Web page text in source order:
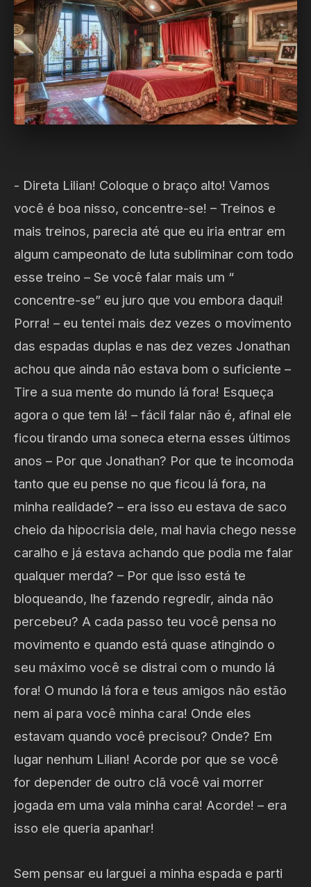
- Direta Lilian! Coloque o braço alto! Vamos
você é boa nisso, concentre-se! – Treinos e
mais treinos, parecia até que eu iria entrar em
algum campeonato de luta subliminar com todo
esse treino – Se você falar mais um “
concentre-se” eu juro que vou embora daqui!
Porra! – eu tentei mais dez vezes o movimento
das espadas duplas e nas dez vezes Jonathan
achou que ainda não estava bom o suficiente –
Tire a sua mente do mundo lá fora! Esqueça
agora o que tem lá! – fácil falar não é, afinal ele
ficou tirando uma soneca eterna esses últimos
anos – Por que Jonathan? Por que te incomoda
tanto que eu pense no que ficou lá fora, na
minha realidade? – era isso eu estava de saco
cheio da hipocrisia dele, mal havia chego nesse
caralho e já estava achando que podia me falar
qualquer merda? – Por que isso está te
bloqueando, lhe fazendo regredir, ainda não
percebeu? A cada passo teu você pensa no
movimento e quando está quase atingindo o
seu máximo você se distrai com o mundo lá
fora! O mundo lá fora e teus amigos não estão
nem ai para você minha cara! Onde eles
estavam quando você precisou? Onde? Em
lugar nenhum Lilian! Acorde por que se você
for depender de outro clã você vai morrer
jogada em uma vala minha cara! Acorde! – era
isso ele queria apanhar!
Sem pensar eu larguei a minha espada e parti